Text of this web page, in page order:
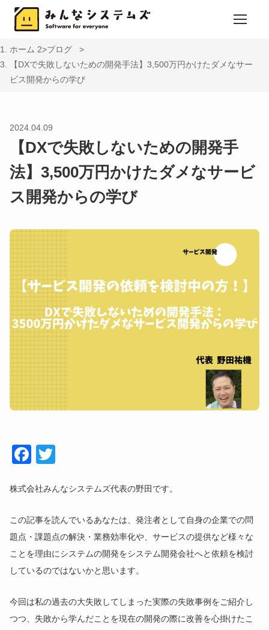
ホーム
ブログ
【DXで失敗しないための開発手法】3,500万円かけたダメなサー
ビス開発からの学び
2024.04.09
【DXで失敗しないための開発手
法】3,500万円かけたダメなサービ
ス開発からの学び
Face
株式会社みんなシステムズ代表の野田です。
この記事を読んでいるあなたは、発注者として自身の企業での問
題点・課題点の解決・業務効率化や、サービスの提供など様々な
ことを理由にシステムの開発をシステム開発会社へと依頼を検討
しているのではないかと思います。
今回は私の過去の大失敗してしまった実際の失敗事例をご紹介し
つつ、失敗から学んだことを現在の開発の際に改善を心掛けたこ